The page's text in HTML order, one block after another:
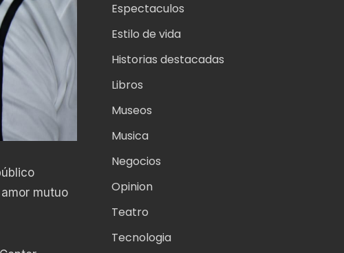
mutuo
Espectaculos
Estilo de vida
Historias destacadas
Libros
Museos
Musica
Negocios
Opinion
Teatro
Tecnologia